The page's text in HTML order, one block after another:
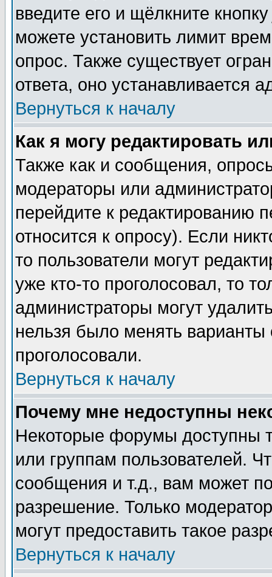
введите его и щёлкните
можете установить лимит
опрос. Также существует
ответа, оно устанавливается
Вернуться к началу
Как я могу редактировать
Также как и сообщения,
модераторы или
перейдите к редактированию
относится к опросу). Если
то пользователи могут
уже кто-то проголосовал, то
администраторы могут
нельзя было менять
проголосовали.
Вернуться к началу
Почему мне недоступны
Некоторые форумы доступны
или группам пользователей.
сообщения и т.д., вам может
разрешение. Только
могут предоставить такое
Вернуться к началу